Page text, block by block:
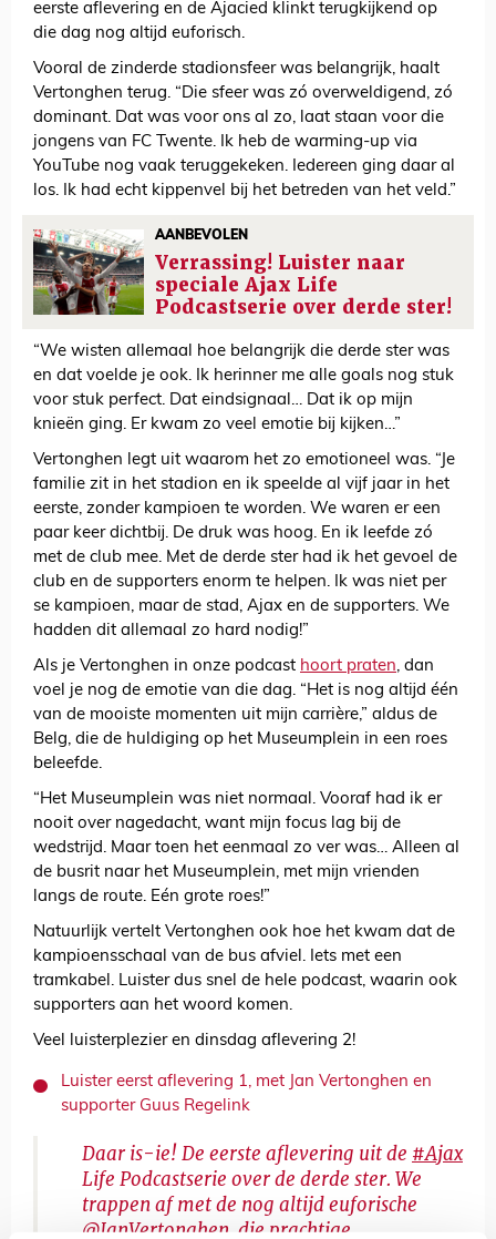
eerste aflevering en de Ajacied klinkt terugkijkend op
die dag nog altijd euforisch.
Vooral de zinderde stadionsfeer was belangrijk, haalt
Vertonghen terug. “Die sfeer was zó overweldigend, zó
dominant. Dat was voor ons al zo, laat staan voor die
jongens van FC Twente. Ik heb de warming-up via
YouTube nog vaak teruggekeken. Iedereen ging daar al
los. Ik had echt kippenvel bij het betreden van het veld.”
AANBEVOLEN
Verrassing! Luister naar
speciale Ajax Life
Podcastserie over derde ster!
“We wisten allemaal hoe belangrijk die derde ster was
en dat voelde je ook. Ik herinner me alle goals nog stuk
voor stuk perfect. Dat eindsignaal… Dat ik op mijn
knieën ging. Er kwam zo veel emotie bij kijken…”
Vertonghen legt uit waarom het zo emotioneel was. “Je
familie zit in het stadion en ik speelde al vijf jaar in het
eerste, zonder kampioen te worden. We waren er een
paar keer dichtbij. De druk was hoog. En ik leefde zó
met de club mee. Met de derde ster had ik het gevoel de
club en de supporters enorm te helpen. Ik was niet per
se kampioen, maar de stad, Ajax en de supporters. We
hadden dit allemaal zo hard nodig!”
Als je Vertonghen in onze podcast hoort praten, dan
voel je nog de emotie van die dag. “Het is nog altijd één
van de mooiste momenten uit mijn carrière,” aldus de
Belg, die de huldiging op het Museumplein in een roes
beleefde.
“Het Museumplein was niet normaal. Vooraf had ik er
nooit over nagedacht, want mijn focus lag bij de
wedstrijd. Maar toen het eenmaal zo ver was… Alleen al
de busrit naar het Museumplein, met mijn vrienden
langs de route. Eén grote roes!”
Natuurlijk vertelt Vertonghen ook hoe het kwam dat de
kampioensschaal van de bus afviel. Iets met een
tramkabel. Luister dus snel de hele podcast, waarin ook
supporters aan het woord komen.
Veel luisterplezier en dinsdag aflevering 2!
Luister eerst aflevering 1, met Jan Vertonghen en
supporter Guus Regelink
Daar is-ie! De eerste aflevering uit de #Ajax
Life Podcastserie over de derde ster. We
trappen af met de nog altijd euforische
@JanVertonghen , die prachtige